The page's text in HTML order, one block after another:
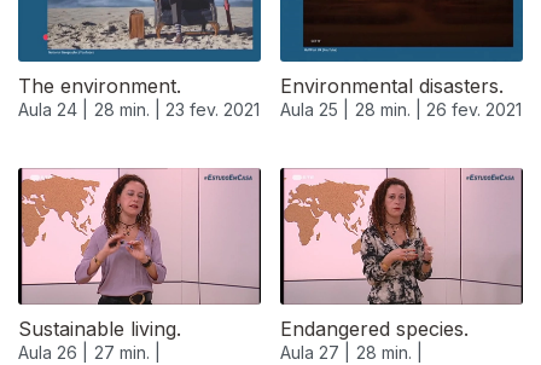
The environment.
Aula 24 | 28 min. | 23 fev. 2021
Environmental disasters.
Aula 25 | 28 min. | 26 fev. 2021
Sustainable living.
Aula 26 |
27 min. |
Endangered species.
Aula 27 |
28 min. |